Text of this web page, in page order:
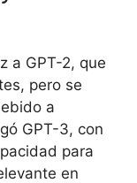
a GPT-2, que
pero se
a
GPT-3, con
para
en